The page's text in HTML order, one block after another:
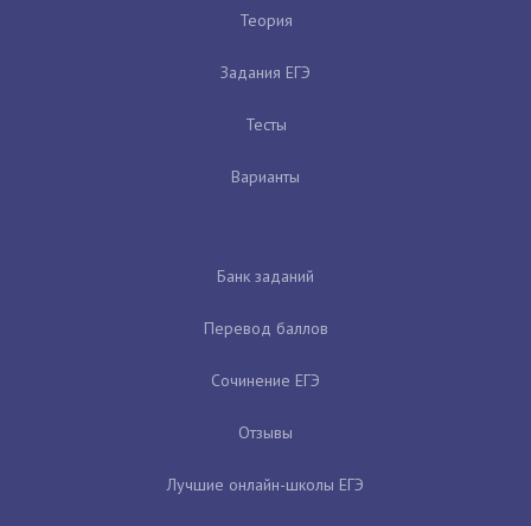
Теория
Задания ЕГЭ
Тесты
Варианты
Банк заданий
Перевод баллов
Сочинение ЕГЭ
Отзывы
Лучшие онлайн-школы ЕГЭ